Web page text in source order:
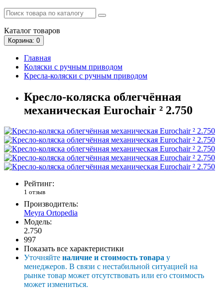
Каталог товаров
Корзина: 0
Главная
Коляски с ручным приводом
Кресла-коляски с ручным приводом
Кресло-коляска облегчённая
механическая Eurochair ² 2.750
Рейтинг:
1 отзыв
Производитель:
Meyra Ortopedia
Модель:
2.750
997
Показать все характеристики
Уточняйте наличие и стоимость товара у
менеджеров. В связи с нестабильной ситуацией на
рынке товар может отсутствовать или его стоимость
может измениться.